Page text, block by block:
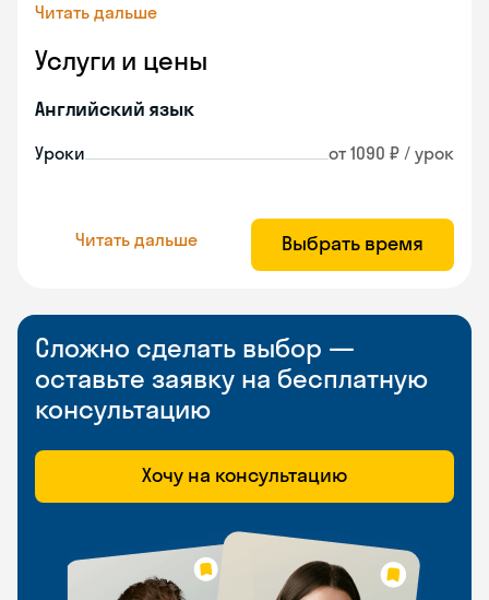
Читать дальше
Услуги и цены
Английский язык
Уроки от 1090 ₽ / урок
Читать дальше Выбрать время
Сложно сделать выбор —
оставьте заявку на бесплатную
консультацию
Хочу на консультацию